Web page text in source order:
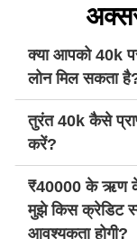
क्या आपको 40k
लोन मिल सकता
तुरंत 40k कैसे
करें?
₹40000 के ऋण
मुझे किस क्रेडिट
आवश्यकता होगी?